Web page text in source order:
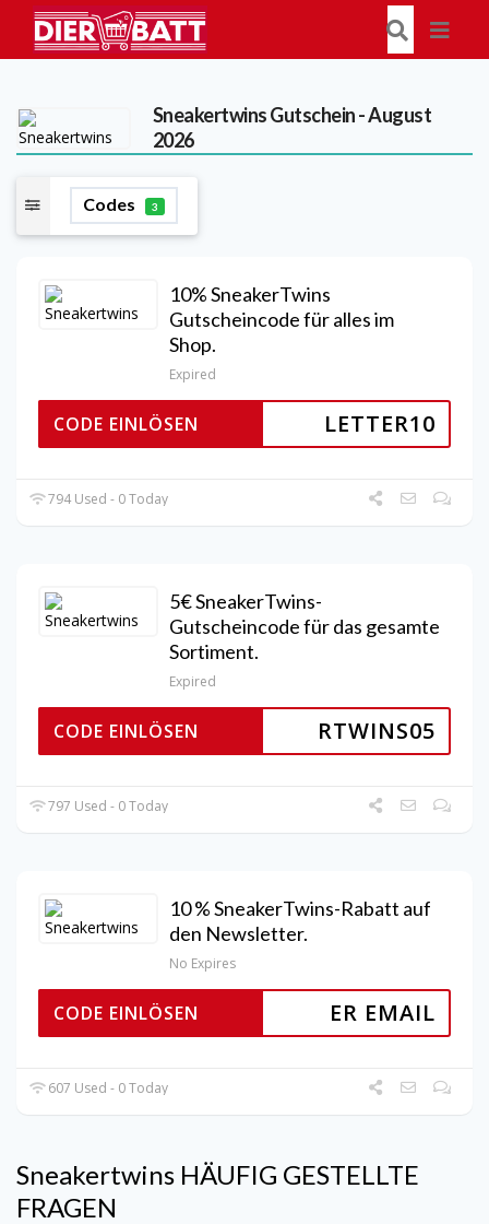
SneakertwinsGutschein - August
2026
Codes 3
10% SneakerTwins
Gutscheincode für alles im
Shop.
Expired
LETTER10
CODE EINLÖSEN
794 Used - 0 Today
5€ SneakerTwins-
Gutscheincode für das gesamte
Sortiment.
Expired
RTWINS05
CODE EINLÖSEN
797 Used - 0 Today
10 % SneakerTwins-Rabatt auf
den Newsletter.
No Expires
ER EMAIL
CODE EINLÖSEN
607 Used - 0 Today
Sneakertwins HÄUFIG GESTELLTE
FRAGEN